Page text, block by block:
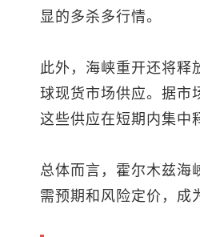
显的多杀多行情。
此外，海峡重开还将释
球现货市场供应。据市
这些供应在短期内集中
总体而言，霍尔木兹海
需预期和风险定价，成